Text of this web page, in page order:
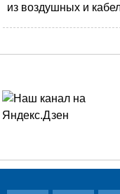
из воздушных и